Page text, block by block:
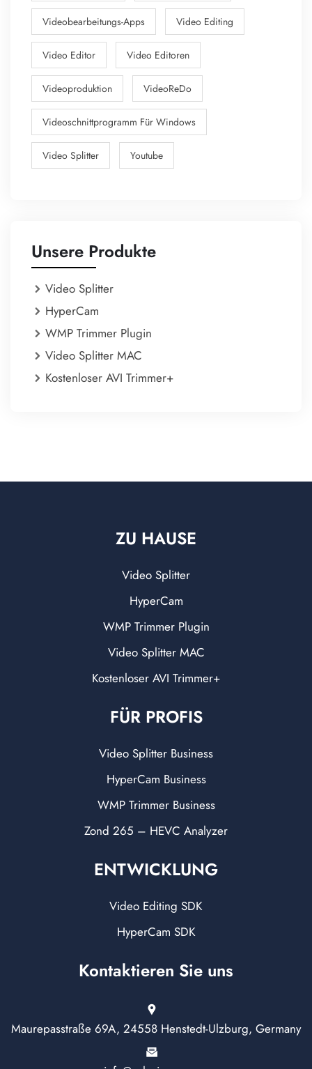
Videobearbeitungs-Apps Video Editing
Video Editor Video Editoren
Videoproduktion VideoReDo
Videoschnittprogramm Für Windows
Video Splitter Youtube
Unsere Produkte
Video Splitter
HyperCam
WMP Trimmer Plugin
Video Splitter MAC
Kostenloser AVI Trimmer+
ZU HAUSE
Video Splitter
HyperCam
WMP Trimmer Plugin
Video Splitter MAC
Kostenloser AVI Trimmer+
FÜR PROFIS
Video Splitter Business
HyperCam Business
WMP Trimmer Business
Zond 265 – HEVC Analyzer
ENTWICKLUNG
Video Editing SDK
HyperCam SDK
Kontaktieren Sie uns
Maurepasstraße 69A, 24558 Henstedt-Ulzburg, Germany